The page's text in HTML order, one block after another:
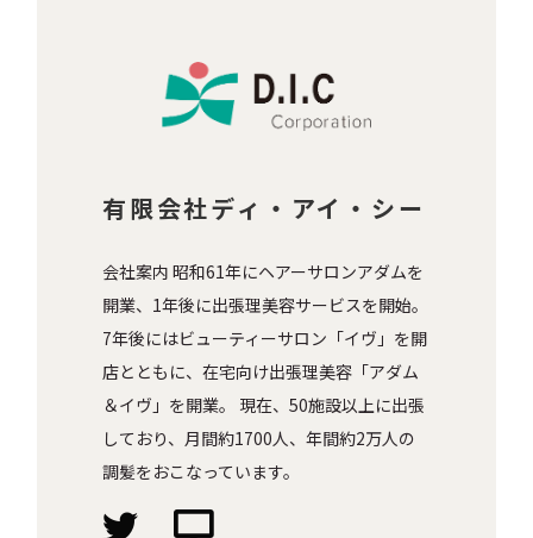
有限会社ディ・アイ・シー
会社案内 昭和61年にヘアーサロンアダムを
開業、1年後に出張理美容サービスを開始。
7年後にはビューティーサロン「イヴ」を開
店とともに、在宅向け出張理美容「アダム
＆イヴ」を開業。 現在、50施設以上に出張
しており、月間約1700人、年間約2万人の
調髪をおこなっています。